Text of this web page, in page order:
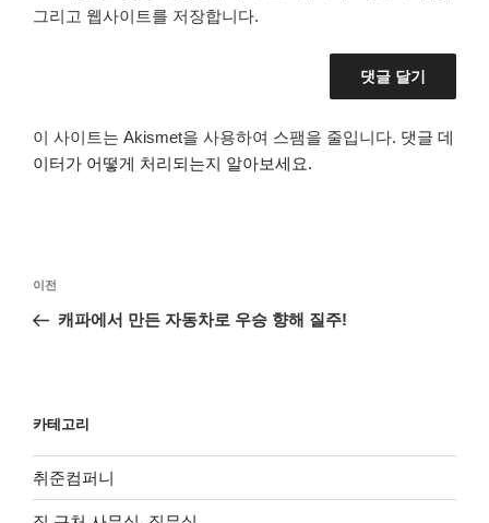
그리고 웹사이트를 저장합니다.
이 사이트는 Akismet을 사용하여 스팸을 줄입니다. 댓글 데
이터가 어떻게 처리되는지 알아보세요.
색
이
전
이전
캐파에서 만든 자동차로 우승 향해 질주!
카테고리
취준컴퍼니